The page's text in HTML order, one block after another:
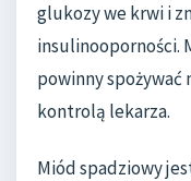
glukozy we krwi i
insulinooporności.
powinny spożywać
kontrolą lekarza.
Miód spadziowy